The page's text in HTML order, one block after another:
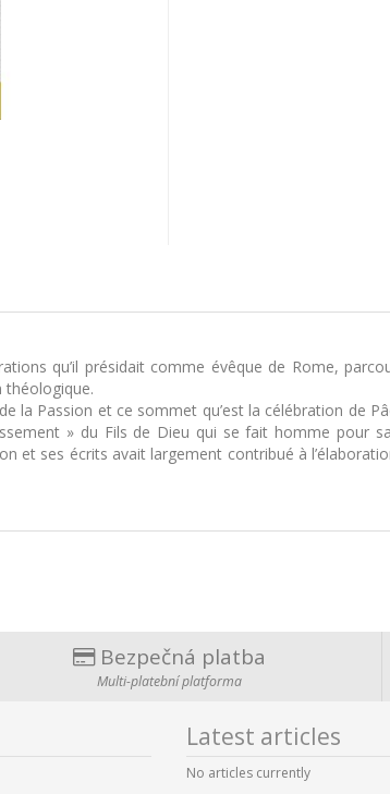
qu’il présidait comme évêque de Rome,
théologique.
la Passion et ce sommet qu’est la célébration de
» du Fils de Dieu qui se fait homme pour
et ses écrits avait largement contribué à
Bezpečná platba
Multi-platební platforma
Latest articles
No articles currently